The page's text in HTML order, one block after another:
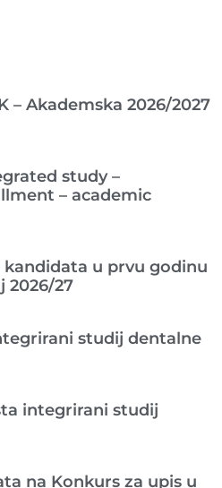
– Akademska 2026/2027
study –
– academic
kandidata u prvu godinu
2026/27
studij dentalne
integrirani studij
na Konkurs za upis u